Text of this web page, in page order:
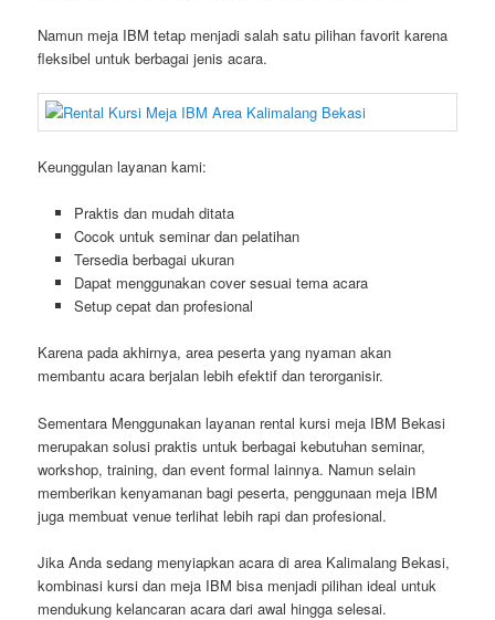
Namun meja IBM tetap menjadi salah satu pilihan favorit karena
fleksibel untuk berbagai jenis acara.
Keunggulan layanan kami:
Praktis dan mudah ditata
Cocok untuk seminar dan pelatihan
Tersedia berbagai ukuran
Dapat menggunakan cover sesuai tema acara
Setup cepat dan profesional
Karena pada akhirnya, area peserta yang nyaman akan
membantu acara berjalan lebih efektif dan terorganisir.
Sementara Menggunakan layanan rental kursi meja IBM Bekasi
merupakan solusi praktis untuk berbagai kebutuhan seminar,
workshop, training, dan event formal lainnya. Namun selain
memberikan kenyamanan bagi peserta, penggunaan meja IBM
juga membuat venue terlihat lebih rapi dan profesional.
Jika Anda sedang menyiapkan acara di area Kalimalang Bekasi,
kombinasi kursi dan meja IBM bisa menjadi pilihan ideal untuk
mendukung kelancaran acara dari awal hingga selesai.